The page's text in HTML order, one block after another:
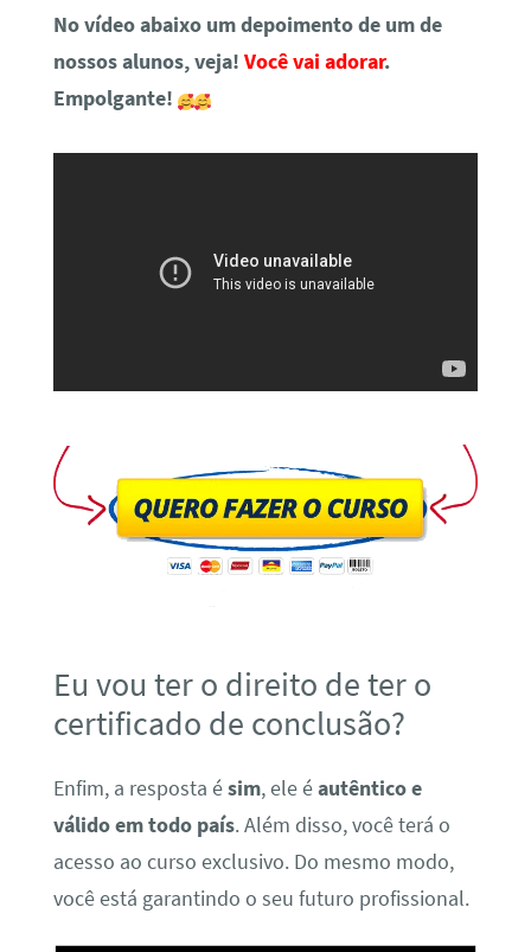
No vídeo abaixo um depoimento de um de
nossos alunos, veja! Você vai adorar.
Empolgante!
Eu vou ter o direito de ter o
certificado de conclusão?
Enfim, a resposta ésim, ele éautêntico e
válido em todo país. Além disso, você terá o
acesso ao curso exclusivo. Do mesmo modo,
você está garantindo o seu futuro profissional.